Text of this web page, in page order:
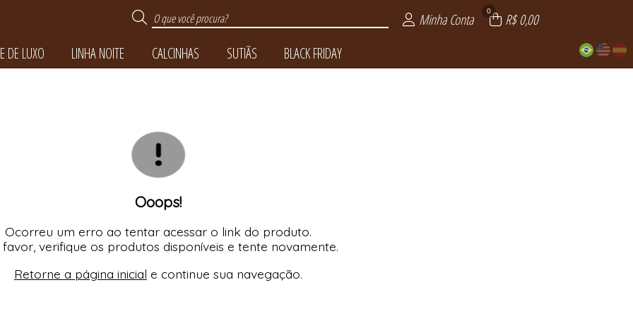
Minha Conta 0
R$ 0,00
DE LUXO
LINHA NOITE CALCINHAS SUTIÃS BLACK FRIDAY
Ooops!
Ocorreu um erro ao tentar acessar o link do produto.
favor, verifique os produtos disponíveis e tente novamente.
Retorne a página inicial e continue sua navegação.